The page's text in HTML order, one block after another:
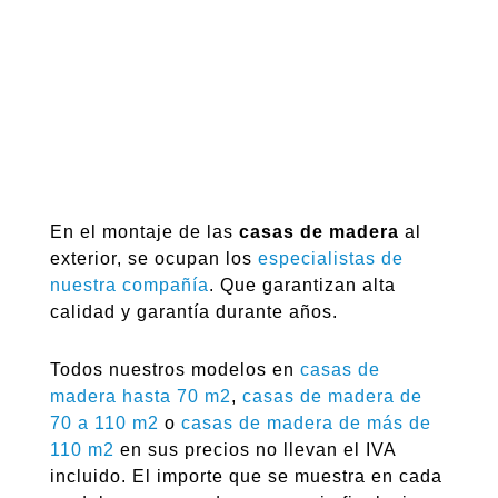
En el montaje de las casas de madera al
exterior, se ocupan los especialistas de
nuestra compañía. Que garantizan alta
calidad y garantía durante años.
Todos nuestros modelos en casas de
madera hasta 70 m2, casas de madera de
70 a 110 m2 o casas de madera de más de
110 m2 en sus precios no llevan el IVA
incluido. El importe que se muestra en cada